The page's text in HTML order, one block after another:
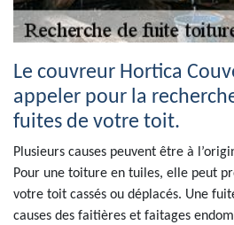
Le couvreur Hortica
appeler pour la
fuites de votre toit.
Plusieurs causes peuvent être à
Pour une toiture en tuiles, elle peut
votre toit cassés ou déplacés. Une
causes des faitières et faitages